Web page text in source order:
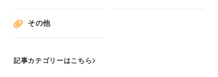
その他
記事カテゴリーはこちら